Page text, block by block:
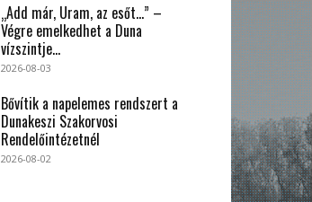
„Add már, Uram, az esőt…” –
Végre emelkedhet a Duna
vízszintje...
2026-08-03
Bővítik a napelemes rendszert a
Dunakeszi Szakorvosi
Rendelőintézetnél
2026-08-02